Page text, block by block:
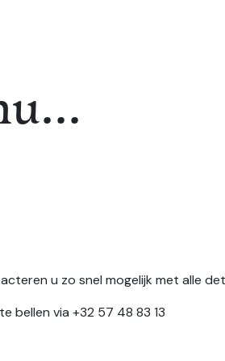
u zo snel mogelijk met alle
bellen via +32 57 48 83 13